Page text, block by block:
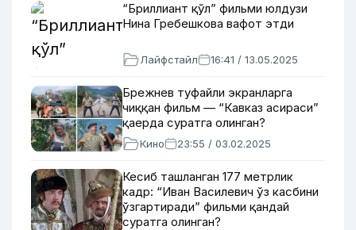
“Бриллиант қўл” фильми юлдузи
Нина Гребешкова вафот этди
Лайфстайл 16:41 / 13.05.2025
Брежнев туфайли экранларга
чиққан фильм — “Кавказ асираси”
қаерда суратга олинган?
Кино 23:55 / 03.02.2025
Кесиб ташланган 177 метрлик
кадр: “Иван Василевич ўз касбини
ўзгартиради” фильми қандай
суратга олинган?